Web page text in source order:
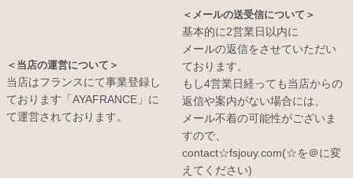
＜当店の運営について＞
当店はフランスにて事業登録し
ております「AYAFRANCE」に
て運営されております。
＜メールの送受信について＞
基本的に2営業日以内に
メールの返信をさせていただい
ております。
もし4営業日経っても当店からの
返信や案内がない場合には、
メール不着の可能性がございま
すので、
contact☆fsjouy.com(☆を＠に変
えてください)